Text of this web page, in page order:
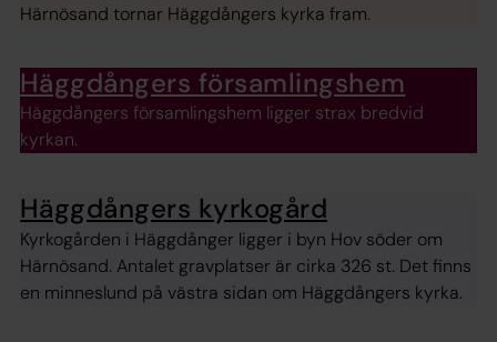
Härnösand tornar Häggdångers kyrka fram.
Häggdångers församlingshem
Häggdångers församlingshem ligger strax bredvid
kyrkan.
Häggdångers kyrkogård
Kyrkogården i Häggdånger ligger i byn Hov söder om
Härnösand. Antalet gravplatser är cirka 326 st. Det finns
en minneslund på västra sidan om Häggdångers kyrka.